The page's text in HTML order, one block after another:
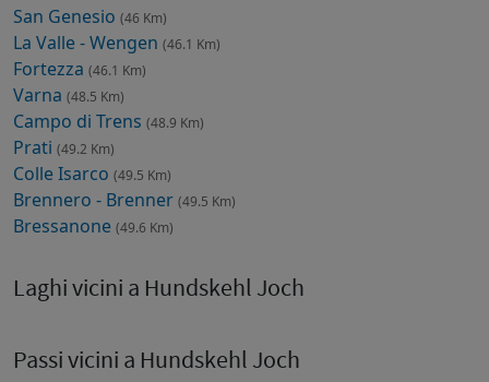
San Genesio (46 Km)
La Valle - Wengen (46.1 Km)
Fortezza (46.1 Km)
Varna (48.5 Km)
Campo di Trens (48.9 Km)
Prati (49.2 Km)
Colle Isarco (49.5 Km)
Brennero - Brenner (49.5 Km)
Bressanone (49.6 Km)
Laghi vicini a Hundskehl Joch
Passi vicini a Hundskehl Joch